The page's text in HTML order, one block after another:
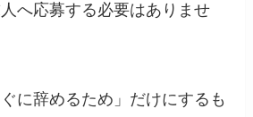
へ応募する必要はありませ
に辞めるため」だけにするも